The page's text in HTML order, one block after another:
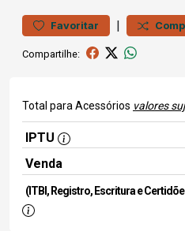
Favoritar |
Compartilhe:
Total para Acessórios valores
IPTU
Venda
(ITBI, Registro, Escritura e